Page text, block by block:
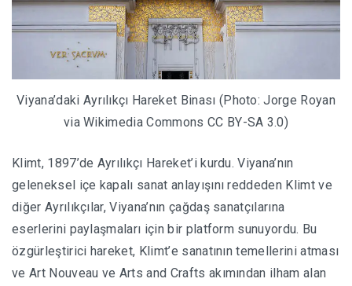
Viyana’daki Ayrılıkçı Hareket Binası (Photo: Jorge Royan
via Wikimedia Commons CC BY-SA 3.0)
Klimt, 1897’de Ayrılıkçı Hareket’i kurdu. Viyana’nın
geleneksel içe kapalı sanat anlayışını reddeden Klimt ve
diğer Ayrılıkçılar, Viyana’nın çağdaş sanatçılarına
eserlerini paylaşmaları için bir platform sunuyordu. Bu
özgürleştirici hareket, Klimt’e sanatının temellerini atması
ve Art Nouveau ve Arts and Crafts akımından ilham alan